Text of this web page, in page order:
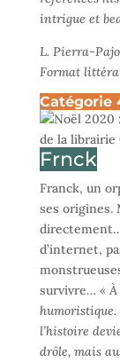
intrigue et
L. Pierra-
Format
Catégorie
Frnck
Franck, un
ses origines.
d’internet,
survivre… «
humoristique.
l’histoire
drôle, mais